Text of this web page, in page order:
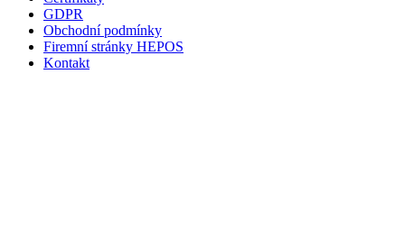
GDPR
Obchodní podmínky
Firemní stránky HEPOS
Kontakt